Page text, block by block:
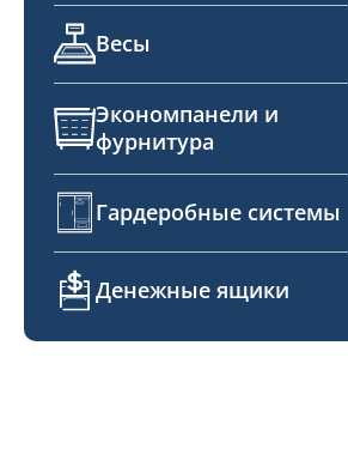
Весы
Экономпанели и
фурнитура
Гардеробные системы
Денежные ящики